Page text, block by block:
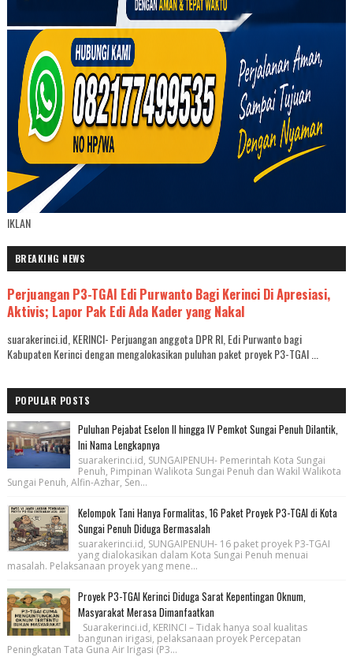
IKLAN
BREAKING NEWS
Perjuangan P3-TGAI Edi Purwanto Bagi Kerinci Di Apresiasi,
Aktivis; Lapor Pak Edi Ada Kader yang Nakal
suarakerinci.id, KERINCI- Perjuangan anggota DPR RI, Edi Purwanto bagi
Kabupaten Kerinci dengan mengalokasikan puluhan paket proyek P3-TGAI ...
POPULAR POSTS
Puluhan Pejabat Eselon II hingga IV Pemkot Sungai Penuh Dilantik,
Ini Nama Lengkapnya
suarakerinci.id, SUNGAIPENUH- Pemerintah Kota Sungai
Penuh, Pimpinan Walikota Sungai Penuh dan Wakil Walikota
Sungai Penuh, Alfin-Azhar, Sen...
Kelompok Tani Hanya Formalitas, 16 Paket Proyek P3-TGAI di Kota
Sungai Penuh Diduga Bermasalah
suarakerinci.id, SUNGAIPENUH- 16 paket proyek P3-TGAI
yang dialokasikan dalam Kota Sungai Penuh menuai
masalah. Pelaksanaan proyek yang mene...
Proyek P3-TGAI Kerinci Diduga Sarat Kepentingan Oknum,
Masyarakat Merasa Dimanfaatkan
Suarakerinci.id, KERINCI – Tidak hanya soal kualitas
bangunan irigasi, pelaksanaan proyek Percepatan
Peningkatan Tata Guna Air Irigasi (P3...